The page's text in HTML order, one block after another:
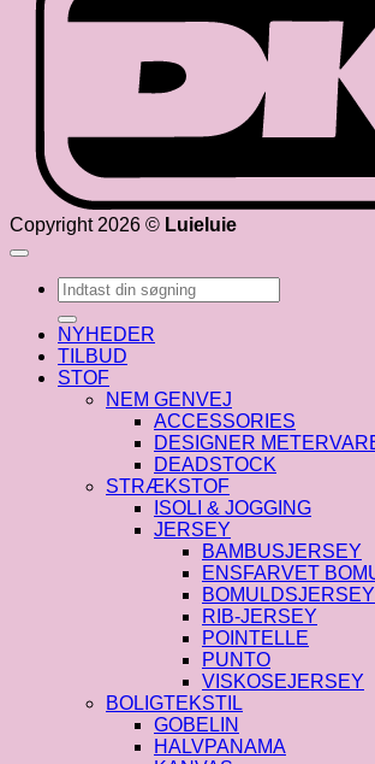
Copyright 2026 © Luieluie
Søg
efter:
NYHEDER
TILBUD
STOF
NEM GENVEJ
ACCESSORIES
DESIGNER
DEADSTOCK
STRÆKSTOF
ISOLI & JOGGING
JERSEY
BAMBUSJERSEY
ENSFARVET
RIB-JERSEY
POINTELLE
PUNTO
VISKOSEJERSEY
BOLIGTEKSTIL
GOBELIN
HALVPANAMA